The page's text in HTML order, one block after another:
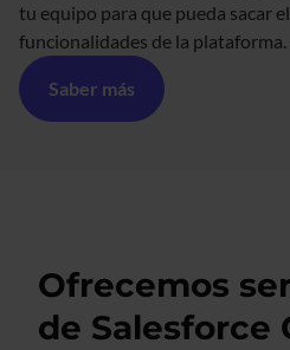
tu equipo para que pueda sacar
funcionalidades de la plataforma.
Saber más
Ofrecemos
de Salesforce